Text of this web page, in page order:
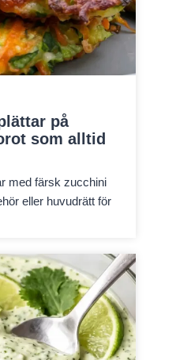
på
som alltid
med färsk zucchini
eller huvudrätt för